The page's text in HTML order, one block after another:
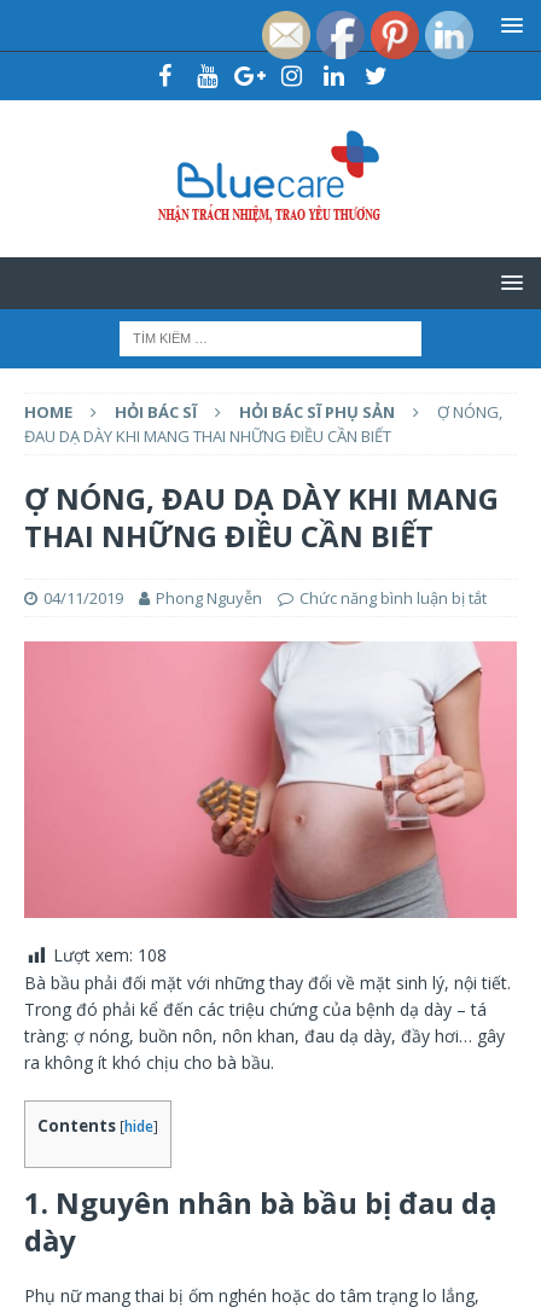
HOME HỎI BÁC SĨ HỎI BÁC SĨ PHỤ SẢN
Ợ NÓNG,
ĐAU DẠ DÀY KHI MANG THAI NHỮNG ĐIỀU CẦN BIẾT
Ợ NÓNG, ĐAU DẠ DÀY KHI MANG
THAI NHỮNG ĐIỀU CẦN BIẾT
04/11/2019 Phong Nguyễn Chức năng bình luận bị tắt
Lượt xem: 108
Bà bầu phải đối mặt với những thay đổi về mặt sinh lý, nội tiết.
Trong đó phải kể đến các triệu chứng của bệnh dạ dày – tá
tràng: ợ nóng, buồn nôn, nôn khan, đau dạ dày, đầy hơi… gây
ra không ít khó chịu cho bà bầu.
Contents [hide]
1. Nguyên nhân bà bầu bị đau dạ
dày
Phụ nữ mang thai bị ốm nghén hoặc do tâm trạng lo lắng,